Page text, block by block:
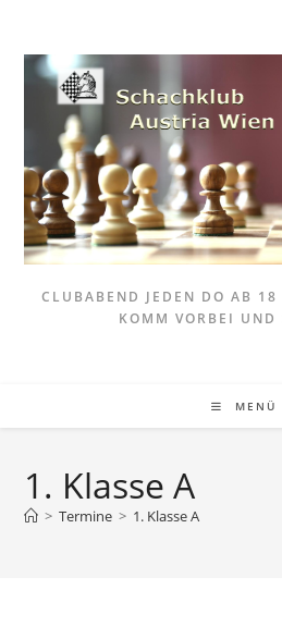
springen
CLUBABEND JEDEN DO AB
KOMM VORBEI
MENÜ
1. Klasse A
> Termine > 1. Klasse A